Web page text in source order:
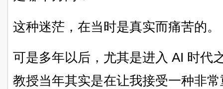
这种迷茫，在当时是真实而痛苦的。
可是多年以后，尤其是进入 AI 时代
教授当年其实是在让我接受一种非